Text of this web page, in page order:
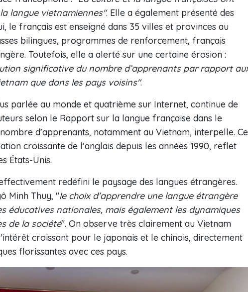
langue vietnamiennes". Elle a également présenté des
le français est enseigné dans 35 villes et provinces au
bilingues, programmes de renforcement, français
Toutefois, elle a alerté sur une certaine érosion :
significative du nombre d’apprenants par rapport
que dans les pays voisins".
parlée au monde et quatrième sur Internet, continue de
selon le Rapport sur la langue française dans le
d’apprenants, notamment au Vietnam, interpelle. Ce
croissante de l’anglais depuis les années 1990, reflet
États-Unis.
redéfini le paysage des langues étrangères.
Minh Thuy, "le choix d’apprendre une langue étrangère
éducatives nationales, mais également les dynamiques
de la société". On observe très clairement au Vietnam
croissant pour le japonais et le chinois, directement
florissantes avec ces pays.